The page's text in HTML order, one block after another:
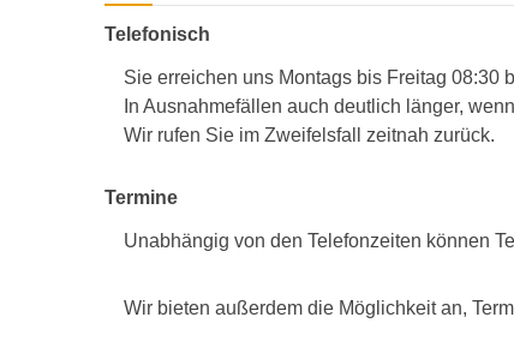
Telefonisch
Sie erreichen uns Montags bis Freitag 08:30
In Ausnahmefällen auch deutlich länger,
Wir rufen Sie im Zweifelsfall zeitnah zurück.
Termine
Unabhängig von den Telefonzeiten können
Wir bieten außerdem die Möglichkeit an,